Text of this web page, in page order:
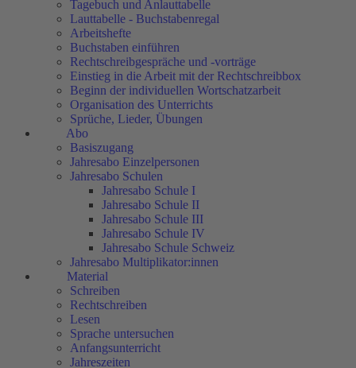
Tagebuch und Anlauttabelle
Lauttabelle - Buchstabenregal
Arbeitshefte
Buchstaben einführen
Rechtschreibgespräche und -vorträge
Einstieg in die Arbeit mit der Rechtschreibbox
Beginn der individuellen Wortschatzarbeit
Organisation des Unterrichts
Sprüche, Lieder, Übungen
Abo
Basiszugang
Jahresabo Einzelpersonen
Jahresabo Schulen
Jahresabo Schule I
Jahresabo Schule II
Jahresabo Schule III
Jahresabo Schule IV
Jahresabo Schule Schweiz
Jahresabo Multiplikator:innen
Material
Schreiben
Rechtschreiben
Lesen
Sprache untersuchen
Anfangsunterricht
Jahreszeiten